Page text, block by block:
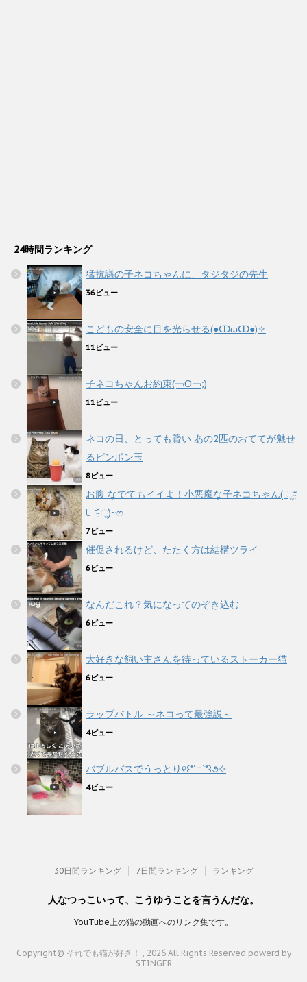
24時間ランキング
猛抗議の子ネコちゃんに、タジタジの先生
36ビュー
こどもの安全に目を光らせる(●ↀωↀ●)✧
11ビュー
子ネコちゃんお約束(￢Ο￢;)
11ビュー
ネコの日、とっても賢い あの2匹のおててが魅せ
るピンポン玉
8ビュー
お腹 なでてもイイよ！小悪魔な子ネコちゃん( ૢ⁼̴̤̆
ꇴ ⁼̴̤̆ ૢ)~ෆ
7ビュー
催促されるけど、たたく方は結構ツライ
6ビュー
なんだこれ？気になってのぞき込む
6ビュー
大好きな飼い主さんを待っているストーカー猫
6ビュー
ラップバトル ～ネコって最強説～
4ビュー
バブルバスでうっとり୧꒰*´꒳`*꒱૭✧
4ビュー
30日間ランキング 7日間ランキング ランキング
人なつっこいって、こうゆうことを言うんだな。
YouTube上の猫の動画へのリンク集です。
Copyright© それでも猫が好き！ , 2026 All Rights Reserved.powerd by
STINGER